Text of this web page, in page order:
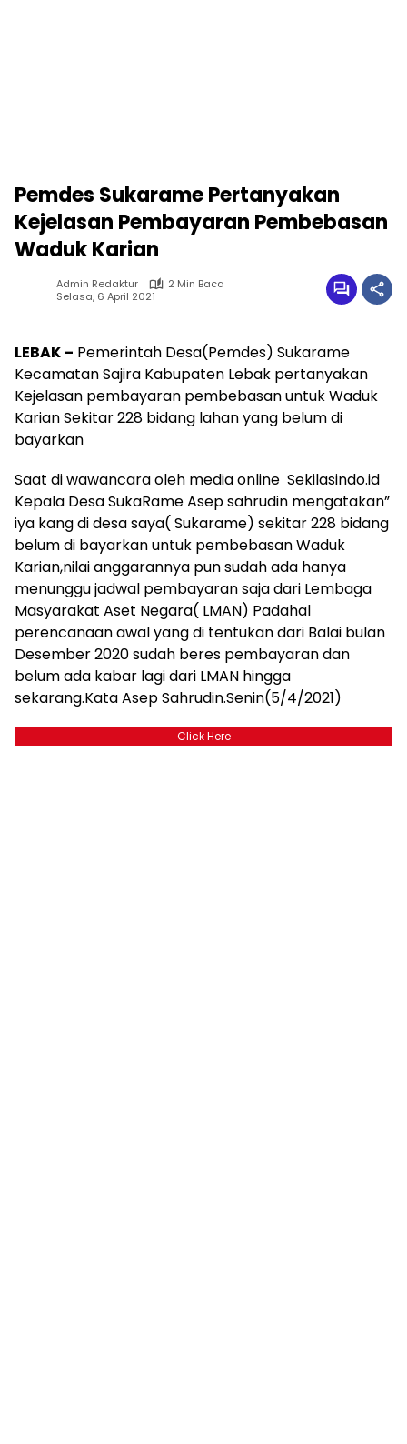
Pemdes Sukarame Pertanyakan
Kejelasan Pembayaran Pembebasan
Waduk Karian
Admin Redaktur
2 Min Baca
Selasa, 6 April 2021
LEBAK – Pemerintah Desa(Pemdes) Sukarame
Kecamatan Sajira Kabupaten Lebak pertanyakan
Kejelasan pembayaran pembebasan untuk Waduk
Karian Sekitar 228 bidang lahan yang belum di
bayarkan
Saat di wawancara oleh media online Sekilasindo.id
Kepala Desa SukaRame Asep sahrudin mengatakan”
iya kang di desa saya( Sukarame) sekitar 228 bidang
belum di bayarkan untuk pembebasan Waduk
Karian,nilai anggarannya pun sudah ada hanya
menunggu jadwal pembayaran saja dari Lembaga
Masyarakat Aset Negara( LMAN) Padahal
perencanaan awal yang di tentukan dari Balai bulan
Desember 2020 sudah beres pembayaran dan
belum ada kabar lagi dari LMAN hingga
sekarang.Kata Asep Sahrudin.Senin(5/4/2021)
Click Here